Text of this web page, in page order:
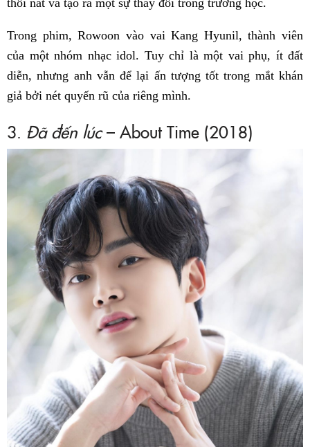
Trong phim, Rowoon vào vai Kang Hyunil, thành viên
của một nhóm nhạc idol. Tuy chỉ là một vai phụ, ít đất
diễn, nhưng anh vẫn để lại ấn tượng tốt trong mắt khán
giả bởi nét quyến rũ của riêng mình.
3. Đã đến lúc– About Time (2018)